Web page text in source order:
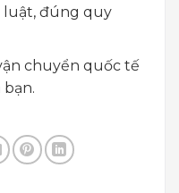
luật, đúng quy
chuyển quốc tế